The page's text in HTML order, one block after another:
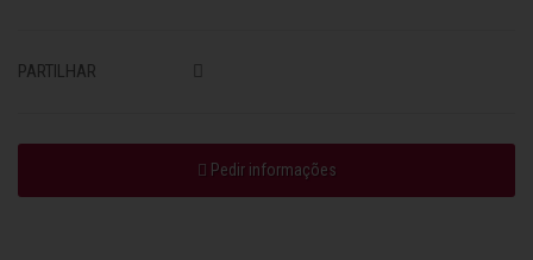
PARTILHAR
Pedir informações